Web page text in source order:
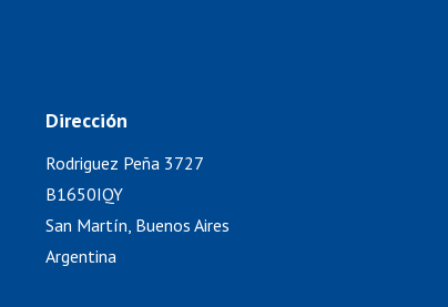
Dirección
Rodriguez Peña 3727
B1650IQY
San Martín, Buenos Aires
Argentina